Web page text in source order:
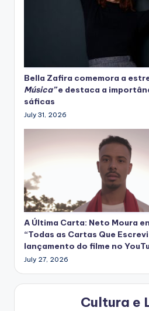
Bella Zafira comemora a
Música”e destaca a
sáficas
July 31, 2026
A Última Carta: Neto Moura
“Todas as Cartas Que
lançamento do filme no
July 27, 2026
Cultura e